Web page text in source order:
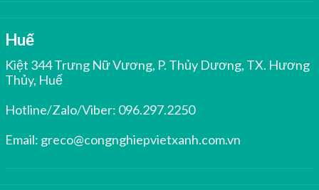
Huế
Kiệt 344 Trưng Nữ Vương, P. Thủy Dương, TX. Hương
Thủy, Huế
Hotline/Zalo/Viber: 096.297.2250
Email: greco@congnghiepvietxanh.com.vn